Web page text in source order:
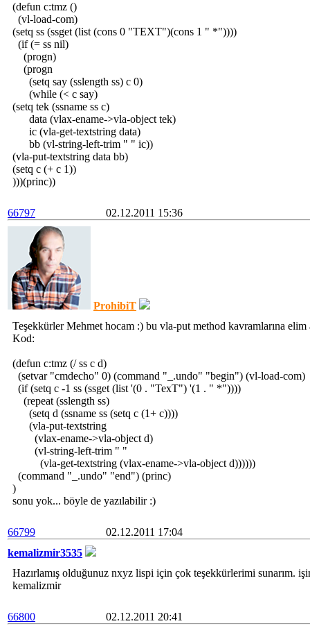
(defun c:tmz ()
(vl-load-com)
(setq ss (ssget (list (cons 0 "TEXT")(cons 1 " *"))))
(if (= ss nil)
(progn)
(progn
(setq say (sslength ss) c 0)
(while (< c say)
(setq tek (ssname ss c)
data (vlax-ename->vla-object tek)
ic (vla-get-textstring data)
bb (vl-string-left-trim " " ic))
(vla-put-textstring data bb)
(setq c (+ c 1))
)))(princ))
66797 02.12.2011 15:36
ProhibiT
Teşekkürler Mehmet hocam :) bu vla-put method kavramlarına elim
Kod:
(defun c:tmz (/ ss c d)
(setvar "cmdecho" 0) (command "_.undo" "begin") (vl-load-com)
(if (setq c -1 ss (ssget (list '(0 . "TexT") '(1 . " *"))))
(repeat (sslength ss)
(setq d (ssname ss (setq c (1+ c))))
(vla-put-textstring
(vlax-ename->vla-object d)
(vl-string-left-trim " "
(vla-get-textstring (vlax-ename->vla-object d))))))
(command "_.undo" "end") (princ)
)
sonu yok... böyle de yazılabilir :)
66799
02.12.2011 17:04
kemalizmir3535
Hazırlamış olduğunuz nxyz lispi için çok teşekkürlerimi sunarım.
kemalizmir
66800 02.12.2011 20:41